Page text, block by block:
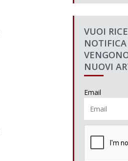
VUOI
NUOVI
Email